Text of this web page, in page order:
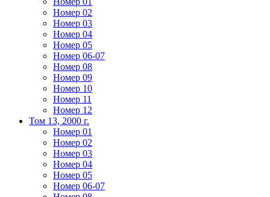
Номер 02
Номер 03
Номер 04
Номер 05
Номер 06-07
Номер 08
Номер 09
Номер 10
Номер 11
Номер 12
Том 13, 2000 г.
Номер 01
Номер 02
Номер 03
Номер 04
Номер 05
Номер 06-07